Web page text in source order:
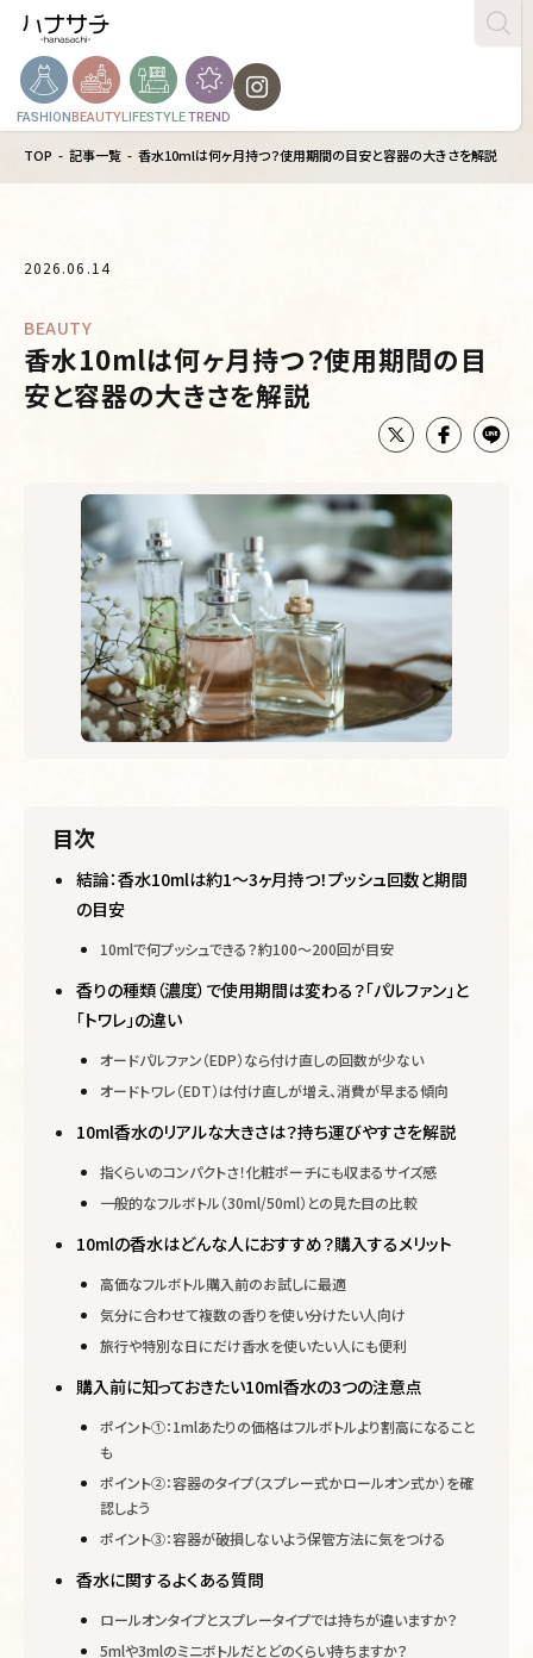
FASHIONBEAUTYLIFESTYLETREND
TOP 記事一覧 香水10mlは何ヶ月持つ？使用期間の目安と容器の大きさを解説
2026.06.14
BEAUTY
香水10mlは何ヶ月持つ？使用期間の目
安と容器の大きさを解説
目次
結論：香水10mlは約1〜3ヶ月持つ！プッシュ回数と期間
の目安
10mlで何プッシュできる？約100〜200回が目安
香りの種類（濃度）で使用期間は変わる？「パルファン」と
「トワレ」の違い
オードパルファン（EDP）なら付け直しの回数が少ない
オードトワレ（EDT）は付け直しが増え、消費が早まる傾向
10ml香水のリアルな大きさは？持ち運びやすさを解説
指くらいのコンパクトさ！化粧ポーチにも収まるサイズ感
一般的なフルボトル（30ml/50ml）との見た目の比較
10mlの香水はどんな人におすすめ？購入するメリット
高価なフルボトル購入前のお試しに最適
気分に合わせて複数の香りを使い分けたい人向け
旅行や特別な日にだけ香水を使いたい人にも便利
購入前に知っておきたい10ml香水の3つの注意点
ポイント①：1mlあたりの価格はフルボトルより割高になること
も
ポイント②：容器のタイプ（スプレー式かロールオン式か）を確
認しよう
ポイント③：容器が破損しないよう保管方法に気をつける
香水に関するよくある質問
ロールオンタイプとスプレータイプでは持ちが違いますか？
5mlや3mlのミニボトルだとどのくらい持ちますか？